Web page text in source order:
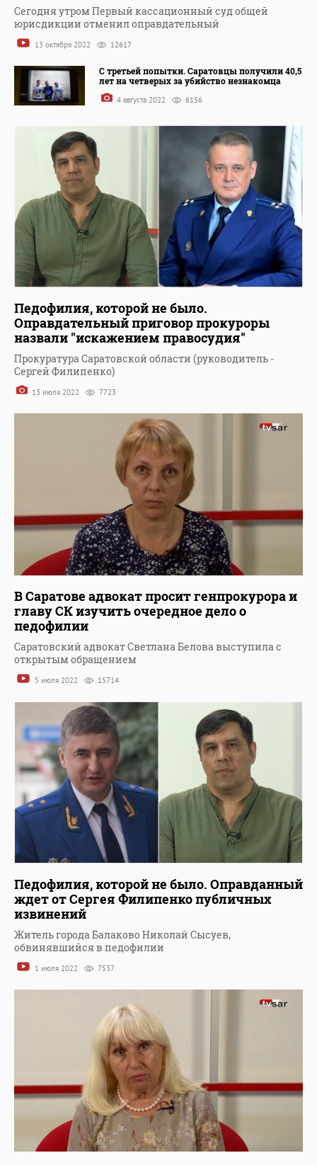
Сегодня утром Первый кассационный суд общей
юрисдикции отменил оправдательный
13 октября 2022 12617
С третьей попытки. Саратовцы получили 40,5
лет на четверых за убийство незнакомца
4 августа 2022 6156
Педофилия, которой не было.
Оправдательный приговор прокуроры
назвали "искажением правосудия"
Прокуратура Саратовской области (руководитель -
Сергей Филипенко)
13 июля 2022 7723
В Саратове адвокат просит генпрокурора и
главу СК изучить очередное дело о
педофилии
Саратовский адвокат Светлана Белова выступила с
открытым обращением
5 июля 2022 15714
Педофилия, которой не было. Оправданный
ждет от Сергея Филипенко публичных
извинений
Житель города Балаково Николай Сысуев,
обвинявшийся в педофилии
1 июля 2022 7537